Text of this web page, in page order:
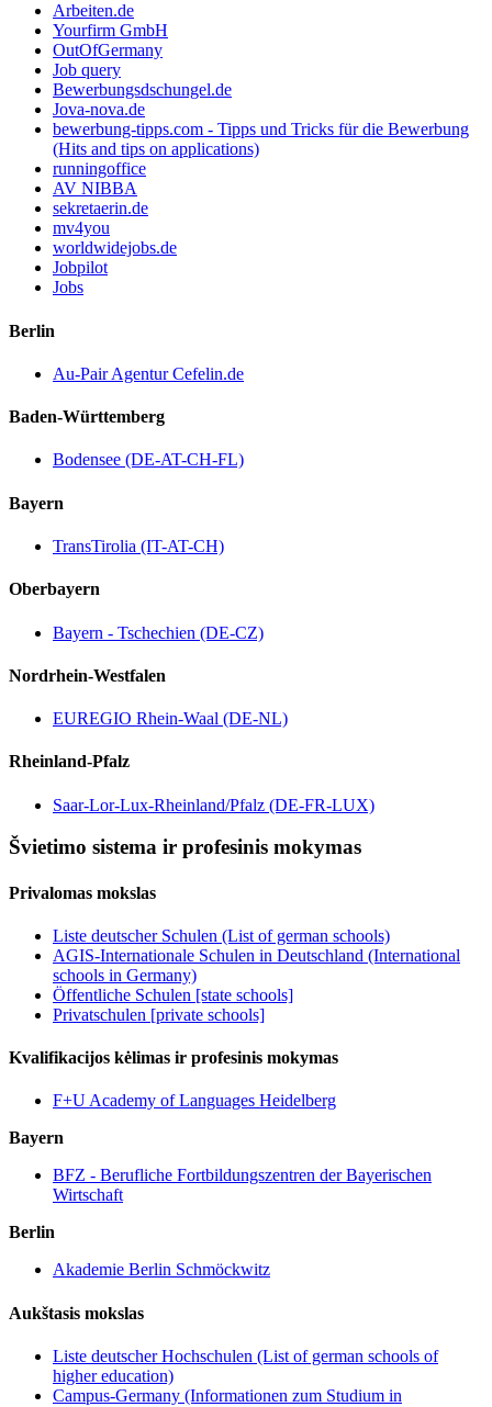
Arbeiten.de
Yourfirm GmbH
OutOfGermany
Job query
Bewerbungsdschungel.de
Jova-nova.de
bewerbung-tipps.com - Tipps und Tricks für die Bewerbung
(Hits and tips on applications)
runningoffice
AV NIBBA
sekretaerin.de
mv4you
worldwidejobs.de
Jobpilot
Jobs
Berlin
Au-Pair Agentur Cefelin.de
Baden-Württemberg
Bodensee (DE-AT-CH-FL)
Bayern
TransTirolia (IT-AT-CH)
Oberbayern
Bayern - Tschechien (DE-CZ)
Nordrhein-Westfalen
EUREGIO Rhein-Waal (DE-NL)
Rheinland-Pfalz
Saar-Lor-Lux-Rheinland/Pfalz (DE-FR-LUX)
Švietimo sistema ir profesinis mokymas
Privalomas mokslas
Liste deutscher Schulen (List of german schools)
AGIS-Internationale Schulen in Deutschland (International
schools in Germany)
Öffentliche Schulen [state schools]
Privatschulen [private schools]
Kvalifikacijos kėlimas ir profesinis mokymas
F+U Academy of Languages Heidelberg
Bayern
BFZ - Berufliche Fortbildungszentren der Bayerischen
Wirtschaft
Berlin
Akademie Berlin Schmöckwitz
Aukštasis mokslas
Liste deutscher Hochschulen (List of german schools of
higher education)
Campus-Germany (Informationen zum Studium in